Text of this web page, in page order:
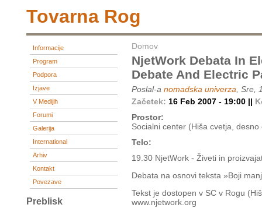
Tovarna Rog
Informacije
Program
Podpora
Izjave
V Medijih
Forumi
Galerija
International
Arhiv
Kontakt
Povezave
Preblisk
Domov
NjetWork Debata In
Debate And Electric
Poslal-a nomadska univerza , Sre,
Začetek: 16 Feb 2007 - 19:00 ||
Prostor:
Socialni center (Hiša cvetja,
Telo:
19.30 NjetWork - Živeti in
Debata na osnovi teksta »Boji
Tekst je dostopen v SC v Rogu
www.njetwork.org